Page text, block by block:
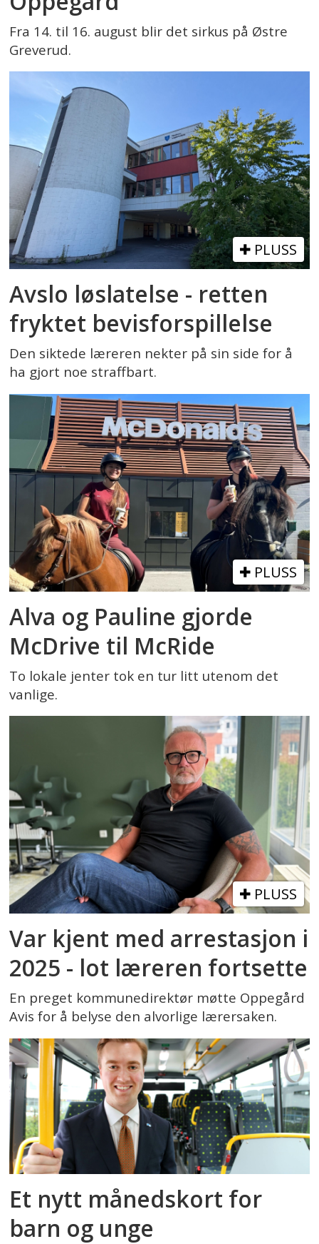
Fra 14. til 16. august blir det sirkus på Østre
Greverud.
PLUSS
Avslo løslatelse - retten
fryktet bevisforspillelse
Den siktede læreren nekter på sin side for å
ha gjort noe straffbart.
PLUSS
Alva og Pauline gjorde
McDrive til McRide
To lokale jenter tok en tur litt utenom det
vanlige.
PLUSS
Var kjent med arrestasjon i
2025 - lot læreren fortsette
En preget kommunedirektør møtte Oppegård
Avis for å belyse den alvorlige lærersaken.
Et nytt månedskort for
barn og unge